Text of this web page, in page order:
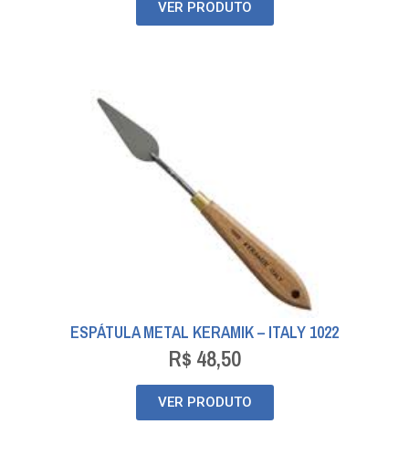
VER PRODUTO
ESPÁTULA METAL KERAMIK – ITALY 1022
R$ 48,50
VER PRODUTO